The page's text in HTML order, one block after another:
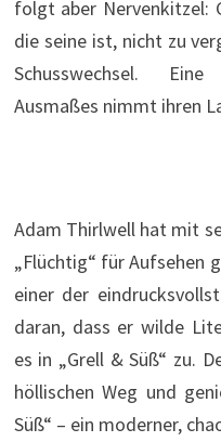
folgt aber Nervenkitzel:
die seine ist, nicht zu
Schusswechsel.
Ausmaßes nimmt ihren
Adam Thirlwell hat mit
„Flüchtig“ für Aufsehen
einer der
daran, dass er wilde
es in „Grell & Süß“ zu.
höllischen Weg und
Süß“ – ein moderner,